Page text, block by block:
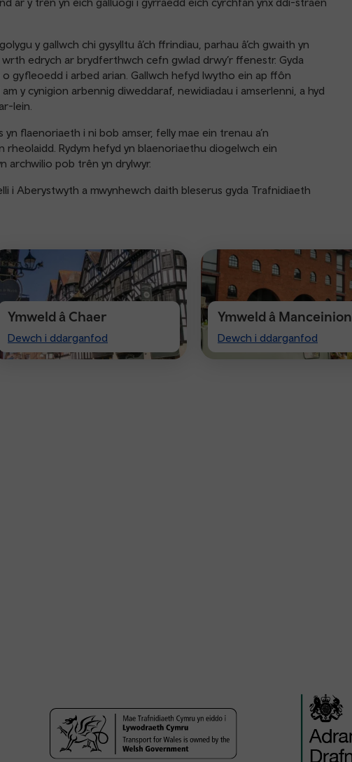
y gallwch chi gysylltu â’ch ffrindiau, parhau â’ch gwaith yn
edrych ar brydferthwch cefn gwlad drwy’r ffenestr. Gyda
gyfleoedd i arbed arian. Gallwch hefyd lwytho ein ap ffôn
y cynigion arbennig diweddaraf, newidiadau i amserlenni, a hyd
lein.
flaenoriaeth i ni bob amser, felly mae ein trenau a’n
rheolaidd. Rydym hefyd yn blaenoriaethu diogelwch ein
archwilio pob trên yn drylwyr.
i Aberystwyth a mwynhewch daith bleserus gyda Trafnidiaeth
Ymweld â Chaer
Dewch i ddarganfod
Visit
Chester
Ymweld â Manceinion
Dewch i ddarganfod
Visiting
Manchester